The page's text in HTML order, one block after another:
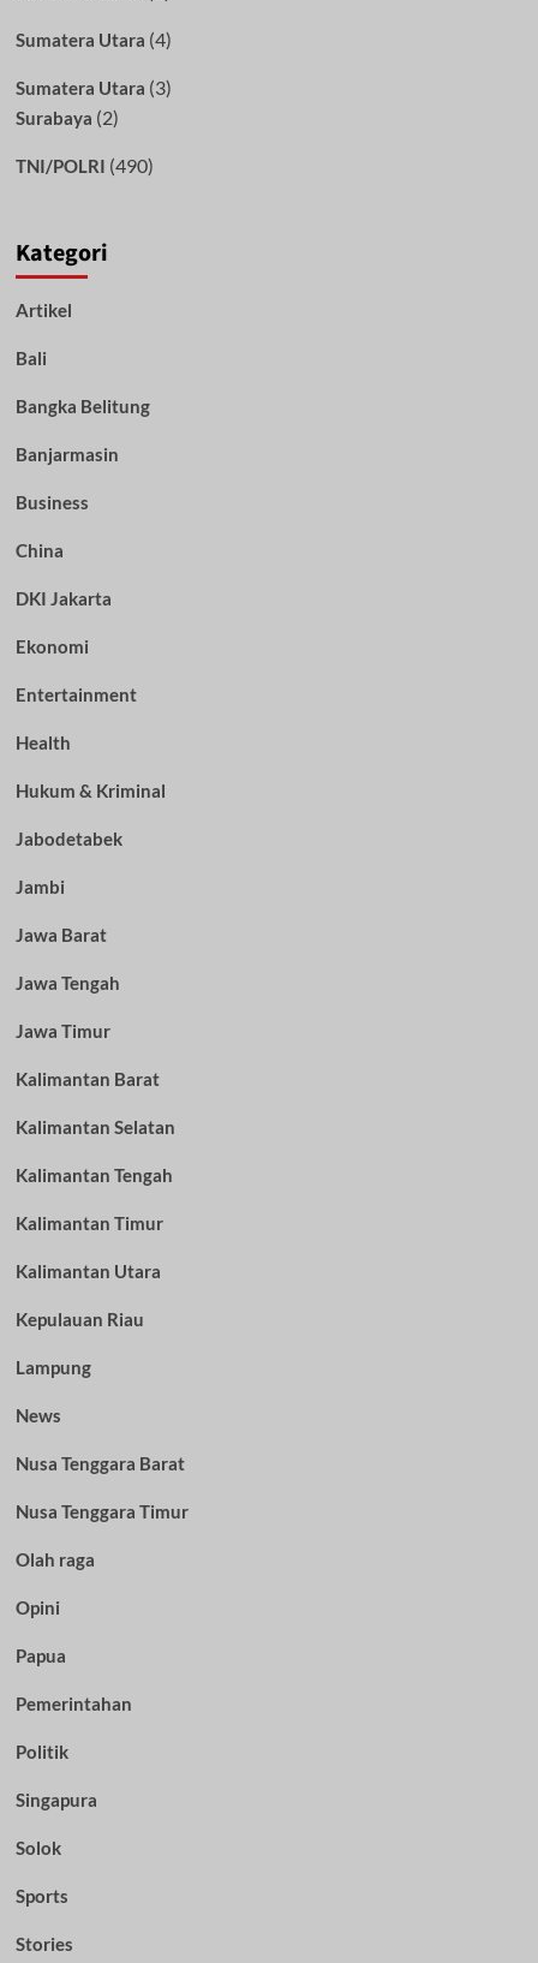
Sumatera Utara (4)
Sumatera Utara (3)
Surabaya (2)
TNI/POLRI (490)
Kategori
Artikel
Bali
Bangka Belitung
Banjarmasin
Business
China
DKI Jakarta
Ekonomi
Entertainment
Health
Hukum & Kriminal
Jabodetabek
Jambi
Jawa Barat
Jawa Tengah
Jawa Timur
Kalimantan Barat
Kalimantan Selatan
Kalimantan Tengah
Kalimantan Timur
Kalimantan Utara
Kepulauan Riau
Lampung
News
Nusa Tenggara Barat
Nusa Tenggara Timur
Olah raga
Opini
Papua
Pemerintahan
Politik
Singapura
Solok
Sports
Stories